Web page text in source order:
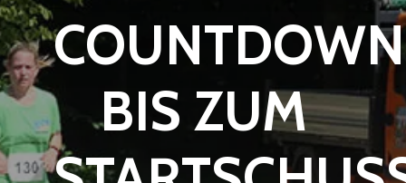
COUNTDOWN
BIS ZUM